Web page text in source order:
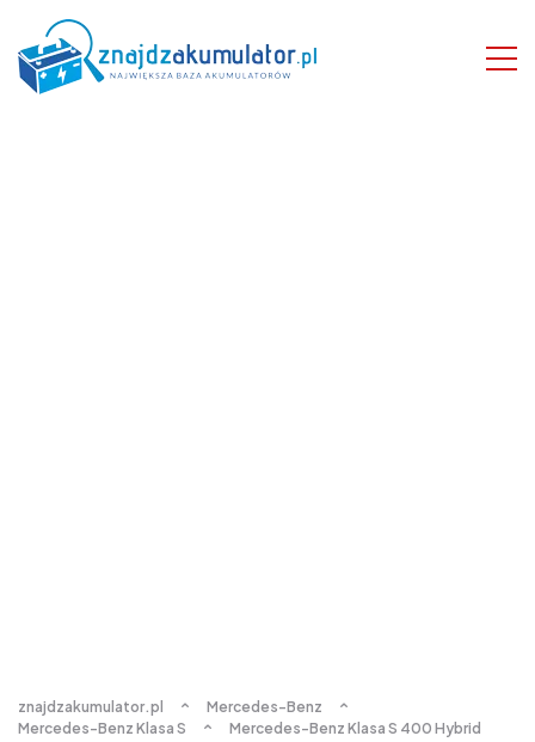
znajdzakumulator.pl
Mercedes-Benz
Mercedes-Benz Klasa S
Mercedes-Benz Klasa S 400 Hybrid